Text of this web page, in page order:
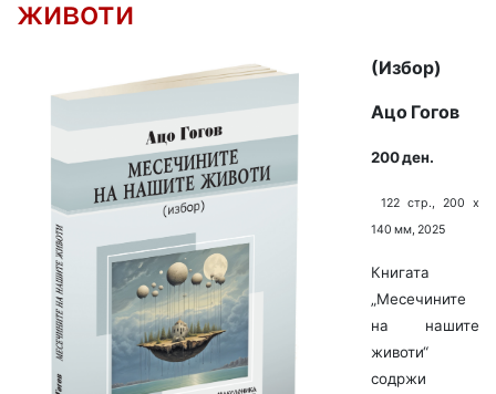
животи
(Избор)
Ацо Гогов
200 ден.
122 стр., 200 х
140 мм, 2025
Книгата
„Месечините
на нашите
животи“
содржи